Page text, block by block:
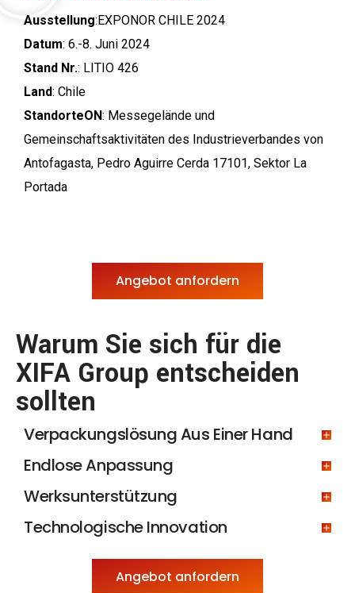
Ausstellung:EXPONOR CHILE 2024
Datum: 6.-8. Juni 2024
Stand Nr.: LITIO 426
Land: Chile
StandorteON: Messegelände und
Gemeinschaftsaktivitäten des Industrieverbandes von
Antofagasta, Pedro Aguirre Cerda 17101, Sektor La
Portada
Angebot anfordern
Warum Sie sich für die
XIFA Group entscheiden
sollten
Verpackungslösung Aus Einer Hand
Endlose Anpassung
Werksunterstützung
Technologische Innovation
Angebot anfordern